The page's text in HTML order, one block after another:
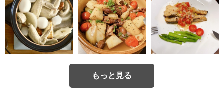
もっと見る